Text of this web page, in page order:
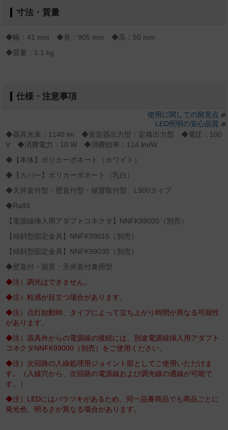
寸法・質量
◆幅：41 mm ◆長：905 mm ◆高：50 mm
◆質量：1.1 kg
仕様・注意事項
使用に関しての留意点
LED照明の安心品質
◆器具光束：1140 lm ◆安定器出力型：定格出力型 ◆電圧：100
V ◆消費電力：10 W ◆消費効率：114 lm/W
◆【本体】ポリカーボネート（ホワイト）
◆【カバー】ポリカーボネート（乳白）
◆天井直付型・壁直付型・据置取付型、L900タイプ
◆Ra83
【電源線挿入用アダプトコネクタ】NNFK99000（別売）
【傾斜型固定金具】NNFK99015（別売）
【傾斜型固定金具】NNFK99030（別売）
◆壁直付・据置・天井直付兼用型
◆注）調光はできません。
◆注）粒感が目立つ場合があります。
◆注）点灯始動時、タイプによって立ち上がり時間が異なる可能性
があります。
◆注）器具外からの電源線の接続には、別途電源線挿入用アダプト
コネクタNNFK99000（別売）をご使用ください。
◆注）次回路の入線処理用ジョイント部としてご使用いただけま
す。（入線穴から、次回路の電源線および調光線の通線が可能で
す。）
◆注）LEDにはバラツキがあるため、同一品番商品でも商品ごとに
発光色、明るさが異なる場合があります。